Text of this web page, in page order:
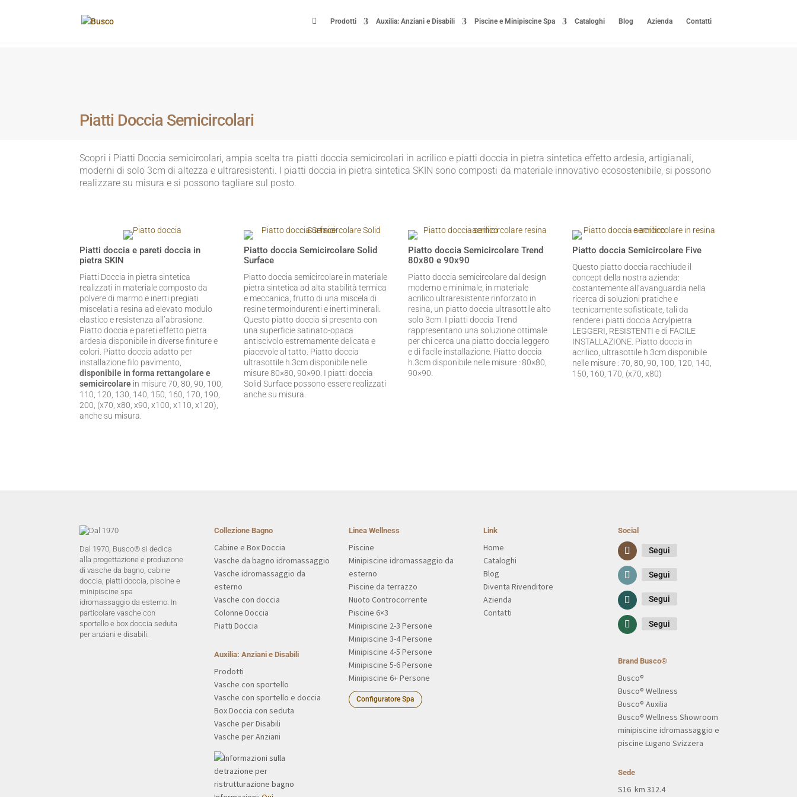
 Prodotti Auxilia: Anziani e Disabili Piscine e Minipiscine Spa Cataloghi Blog Azienda Contatti
Piatti Doccia Semicircolari
Scopri i Piatti Doccia semicircolari, ampia scelta tra piatti doccia semicircolari in acrilico e piatti doccia in pietra sintetica effetto ardesia, artigianali,
moderni di solo 3cm di altezza e ultraresistenti. I piatti doccia in pietra sintetica SKIN sono composti da materiale innovativo ecosostenibile, si possono
realizzare su misura e si possono tagliare sul posto.
Piatti doccia e pareti doccia in
pietra SKIN
Piatti Doccia in pietra sintetica
realizzati in materiale composto da
polvere di marmo e inerti pregiati
miscelati a resina ad elevato modulo
elastico e resistenza all’abrasione.
Piatto doccia e pareti effetto pietra
ardesia disponibile in diverse finiture e
colori. Piatto doccia adatto per
installazione filo pavimento,
disponibile in forma rettangolare e
semicircolare in misure 70, 80, 90, 100,
110, 120, 130, 140, 150, 160, 170, 190,
200, (x70, x80, x90, x100, x110, x120),
anche su misura.
Piatto doccia Semicircolare Solid
Surface
Piatto doccia semicircolare in materiale
pietra sintetica ad alta stabilità termica
e meccanica, frutto di una miscela di
resine termoindurenti e inerti minerali.
Questo piatto doccia si presenta con
una superficie satinato-opaca
antiscivolo estremamente delicata e
piacevole al tatto. Piatto doccia
ultrasottile h.3cm disponibile nelle
misure 80×80, 90×90. I piatti doccia
Solid Surface possono essere realizzati
anche su misura.
Piatto doccia Semicircolare Trend
80x80 e 90x90
Piatto doccia semicircolare dal design
moderno e minimale, in materiale
acrilico ultraresistente rinforzato in
resina, un piatto doccia ultrasottile alto
solo 3cm. I piatti doccia Trend
rappresentano una soluzione ottimale
per chi cerca una piatto doccia leggero
e di facile installazione. Piatto doccia
h.3cm disponibile nelle misure : 80×80,
90×90.
Piatto doccia Semicircolare Five
Questo piatto doccia racchiude il
concept della nostra azienda:
costantemente all’avanguardia nella
ricerca di soluzioni pratiche e
tecnicamente sofisticate, tali da
rendere i piatti doccia Acrylpietra
LEGGERI, RESISTENTI e di FACILE
INSTALLAZIONE. Piatto doccia in
acrilico, ultrasottile h.3cm disponibile
nelle misure : 70, 80, 90, 100, 120, 140,
150, 160, 170, (x70, x80)
Dal 1970, Busco® si dedica
alla progettazione e produzione
di vasche da bagno, cabine
doccia, piatti doccia, piscine e
minipiscine spa
idromassaggio da esterno. In
particolare vasche con
sportello e box doccia seduta
per anziani e disabili.
Collezione Bagno
Cabine e Box Doccia
Vasche da bagno idromassaggio
Vasche idromassaggio da
esterno
Vasche con doccia
Colonne Doccia
Piatti Doccia
Auxilia: Anziani e Disabili
Prodotti
Vasche con sportello
Vasche con sportello e doccia
Box Doccia con seduta
Vasche per Disabili
Vasche per Anziani
Linea Wellness
Piscine
Minipiscine idromassaggio da
esterno
Piscine da terrazzo
Nuoto Controcorrente
Piscine 6×3
Minipiscine 2-3 Persone
Minipiscine 3-4 Persone
Minipiscine 4-5 Persone
Minipiscine 5-6 Persone
Minipiscine 6+ Persone
Configuratore Spa
Link
Home
Cataloghi
Blog
Diventa Rivenditore
Azienda
Contatti
Social
Segui
Segui
Segui
Segui
Brand Busco®
Busco®
Busco® Wellness
Busco® Auxilia
Busco® Wellness Showroom
minipiscine idromassaggio e
piscine Lugano Svizzera
Sede
S16 km 312.4